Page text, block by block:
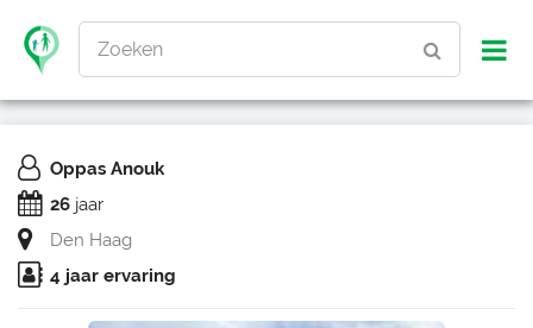
Zoeken
Oppas Anouk
26 jaar
Den Haag
4 jaar ervaring